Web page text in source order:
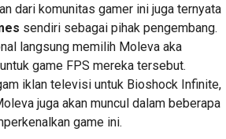
dari komunitas gamer ini juga ternyata
sendiri sebagai pihak pengembang.
langsung memilih Moleva aka
game FPS mereka tersebut.
iklan televisi untuk Bioshock Infinite,
juga akan muncul dalam beberapa
game ini.